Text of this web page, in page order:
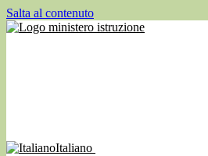
Salta al contenuto
Italiano